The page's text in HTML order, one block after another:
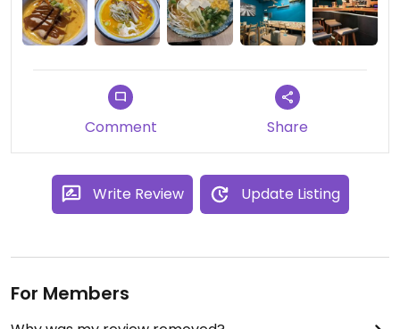
Comment Share
Write Review Update Listing
For Members